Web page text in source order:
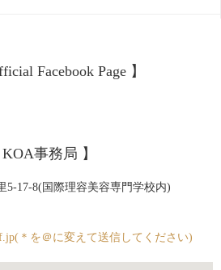
Facebook Page 】
KOA事務局 】
5-17-8(国際理容美容専門学校内)
＊を＠に変えて送信してください)